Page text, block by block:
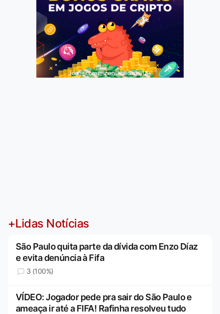
Jogue com responsabilidade. 18+
+Lidas Notícias
São Paulo quita parte da dívida com Enzo Díaz
e evita denúncia à Fifa
3 (100%)
VÍDEO: Jogador pede pra sair do São Paulo e
ameaça ir até a FIFA! Rafinha resolveu tudo